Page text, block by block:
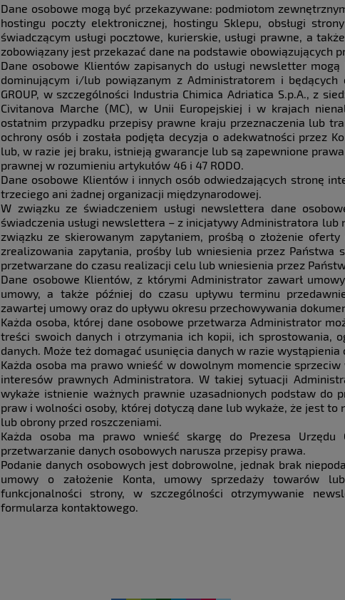
Dane osobowe mogą być przekazywane: podmiotom
hostingu poczty elektronicznej, hostingu Sklepu, obsługi
świadczącym usługi pocztowe, kurierskie, usługi prawne, a
zobowiązany jest przekazać dane na podstawie obowiązujących
Dane osobowe Klientów zapisanych do usługi newsletter mogą
dominującym i/lub powiązanym z Administratorem i będących
GROUP, w szczególności Industria Chimica Adriatica S.p.A., z
Civitanova Marche (MC), w Unii Europejskiej i w krajach
ostatnim przypadku przepisy prawne kraju przeznaczenia lub
ochrony osób i została podjęta decyzja o adekwatności przez
lub, w razie jej braku, istnieją gwarancje lub są zapewnione
prawnej w rozumieniu artykułów 46 i 47 RODO.
Dane osobowe Klientów i innych osób odwiedzających stronę
trzeciego ani żadnej organizacji międzynarodowej.
W związku ze świadczeniem usługi newslettera dane
świadczenia usługi newslettera – z inicjatywy Administratora lub
związku ze skierowanym zapytaniem, prośbą o złożenie
zrealizowania zapytania, prośby lub wniesienia przez Państwa
przetwarzane do czasu realizacji celu lub wniesienia przez
Dane osobowe Klientów, z którymi Administrator zawarł
umowy, a także później do czasu upływu terminu
zawartej umowy oraz do upływu okresu przechowywania
Każda osoba, której dane osobowe przetwarza Administrator
treści swoich danych i otrzymania ich kopii, ich sprostowania,
danych. Może też domagać usunięcia danych w razie wystąpienia
Każda osoba ma prawo wnieść w dowolnym momencie
interesów prawnych Administratora. W takiej sytuacji
wykaże istnienie ważnych prawnie uzasadnionych podstaw do
praw i wolności osoby, której dotyczą dane lub wykaże, że jest to
lub obrony przed roszczeniami.
Każda osoba ma prawo wnieść skargę do Prezesa Urzędu
przetwarzanie danych osobowych narusza przepisy prawa.
Podanie danych osobowych jest dobrowolne, jednak brak
umowy o założenie Konta, umowy sprzedaży towarów
funkcjonalności strony, w szczególności otrzymywanie
formularza kontaktowego.